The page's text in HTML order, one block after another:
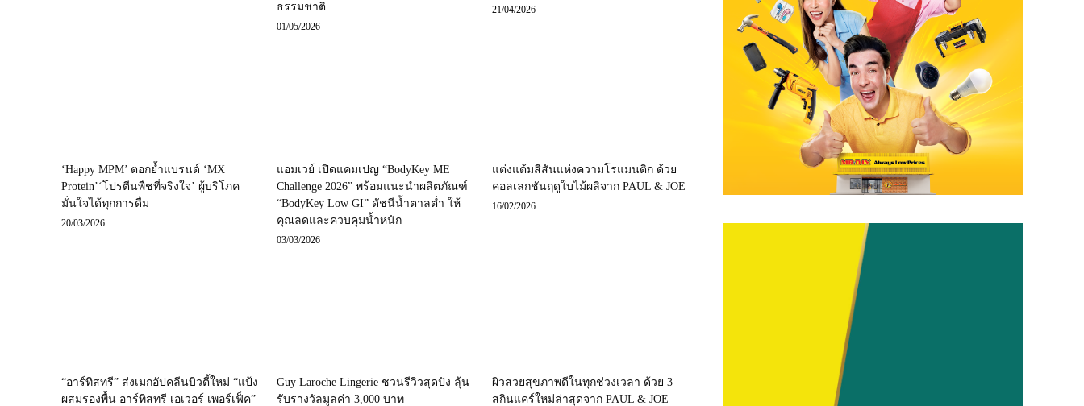
ธรรมชาติ
01/05/2026
21/04/2026
‘Happy MPM’ ตอกย้ำแบรนด์ ‘MX
Protein’‘โปรตีนพืชที่จริงใจ’ ผู้บริโภค
มั่นใจได้ทุกการดื่ม
20/03/2026
แอมเวย์ เปิดแคมเปญ “BodyKey ME
Challenge 2026” พร้อมแนะนำผลิตภัณฑ์
“BodyKey Low GI” ดัชนีน้ำตาลต่ำ ให้
คุณลดและควบคุมน้ำหนัก
03/03/2026
แต่งแต้มสีสันแห่งความโรแมนติก ด้วย
คอลเลกชันฤดูใบไม้ผลิจาก PAUL & JOE
16/02/2026
“อาร์ทิสทรี” ส่งเมกอัปคลีนบิวตี้ใหม่ “แป้ง
ผสมรองพื้น อาร์ทิสทรี เอเวอร์ เพอร์เฟ็ค”
Guy Laroche Lingerie ชวนรีวิวสุดปัง ลุ้น
รับรางวัลมูลค่า 3,000 บาท
ผิวสวยสุขภาพดีในทุกช่วงเวลา ด้วย 3
สกินแคร์ใหม่ล่าสุดจาก PAUL & JOE